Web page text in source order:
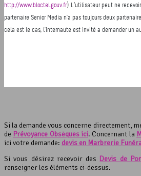
Si la demande vous concerne directement,
de Prévoyance Obsèques ici. Concernant la
ici votre demande: devis en Marbrerie
Si vous désirez recevoir des Devis de
renseigner les éléments ci-dessus.